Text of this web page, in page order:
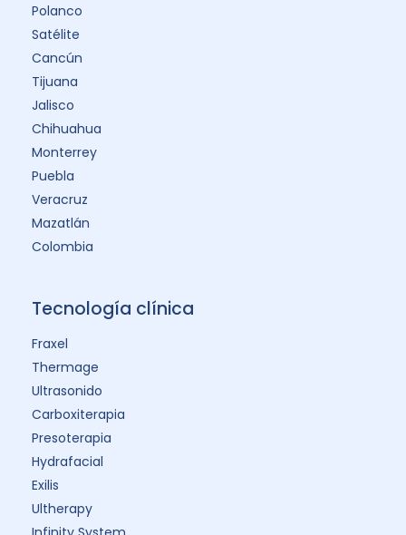
Polanco
Satélite
Cancún
Tijuana
Jalisco
Chihuahua
Monterrey
Puebla
Veracruz
Mazatlán
Colombia
Tecnología clínica
Fraxel
Thermage
Ultrasonido
Carboxiterapia
Presoterapia
Hydrafacial
Exilis
Ultherapy